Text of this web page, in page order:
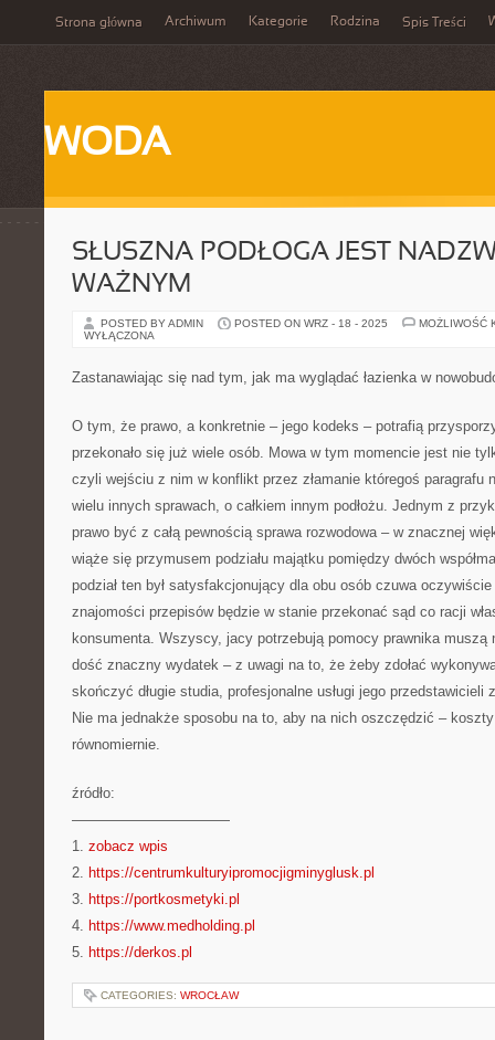
Strona główna Archiwum Kategorie Rodzina Spis Treści
WODA
SŁUSZNA PODŁOGA JEST
WAŻNYM
POSTED BY ADMIN POSTED ON WRZ - 18 - 2025
MOŻLIWOŚĆ
WYŁĄCZONA
Zastanawiając się nad tym, jak ma wyglądać łazienka w
O tym, że prawo, a konkretnie – jego kodeks – potrafią
przekonało się już wiele osób. Mowa w tym momencie jest nie
czyli wejściu z nim w konflikt przez złamanie któregoś paragrafu
wielu innych sprawach, o całkiem innym podłożu. Jednym z
prawo być z całą pewnością sprawa rozwodowa – w znacznej
wiąże się przymusem podziału majątku pomiędzy dwóch
podział ten był satysfakcjonujący dla obu osób czuwa
znajomości przepisów będzie w stanie przekonać sąd co racji
konsumenta. Wszyscy, jacy potrzebują pomocy prawnika muszą
dość znaczny wydatek – z uwagi na to, że żeby zdołać
skończyć długie studia, profesjonalne usługi jego przedstawicieli
Nie ma jednakże sposobu na to, aby na nich oszczędzić –
równomiernie.
źródło:
———————————
1. zobacz wpis
2. https://centrumkulturyipromocjigminyglusk.pl
3. https://portkosmetyki.pl
4. https://www.medholding.pl
5. https://derkos.pl
CATEGORIES: WROCŁAW